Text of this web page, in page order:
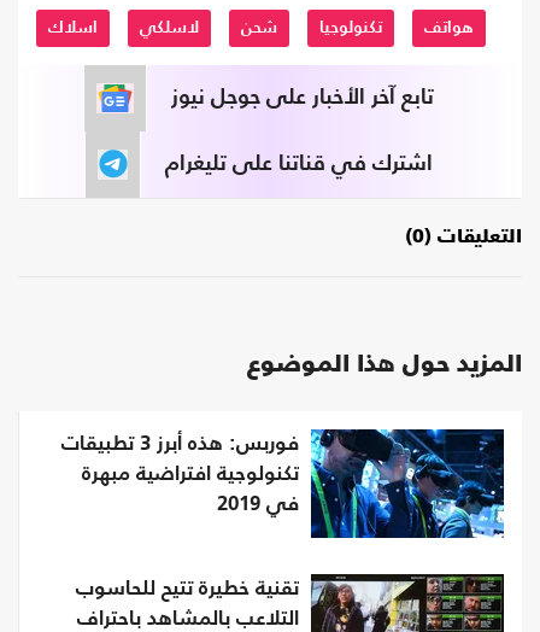
هواتف تكنولوجيا شحن لاسلكي اسلاك
تابع آخر الأخبار على جوجل نيوز
اشترك في قناتنا على تليغرام
التعليقات (0)
المزيد حول هذا الموضوع
فوربس: هذه أبرز 3 تطبيقات
تكنولوجية افتراضية مبهرة
في 2019
تقنية خطيرة تتيح للحاسوب
التلاعب بالمشاهد باحتراف